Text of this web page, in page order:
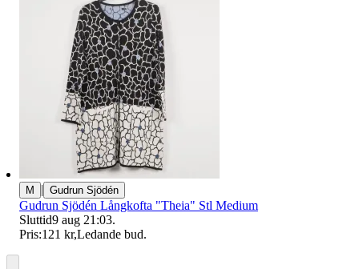
M | Gudrun Sjödén
Gudrun Sjödén Långkofta "Theia" Stl Medium
Sluttid9 aug 21:03.
Pris:121 kr,Ledande bud.